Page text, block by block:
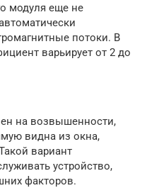
модуля еще не
потоки. В
варьирует от 2 до
на возвышенности,
видна из окна,
вариант
устройство,
факторов.